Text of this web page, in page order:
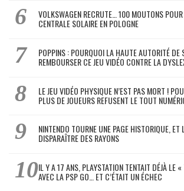
VOLKSWAGEN RECRUTE… 100 MOUTONS
CENTRALE SOLAIRE EN POLOGNE
POPPINS : POURQUOI LA HAUTE AUTORITÉ DE
REMBOURSER CE JEU VIDÉO CONTRE LA
LE JEU VIDÉO PHYSIQUE N’EST PAS MORT !
PLUS DE JOUEURS REFUSENT LE TOUT
NINTENDO TOURNE UNE PAGE HISTORIQUE,
DISPARAÎTRE DES RAYONS
IL Y A 17 ANS, PLAYSTATION TENTAIT DÉJÀ LE
AVEC LA PSP GO… ET C’ÉTAIT UN ÉCHEC